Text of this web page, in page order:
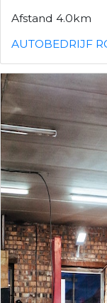
Afstand 4.0km
AUTOBEDRIJF